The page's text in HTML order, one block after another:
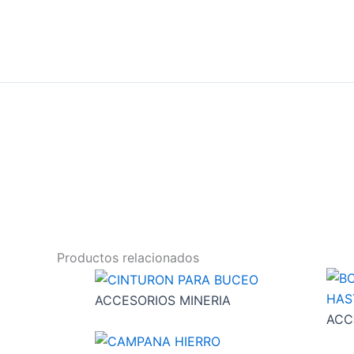
Productos relacionados
ACCESORIOS MINERIA